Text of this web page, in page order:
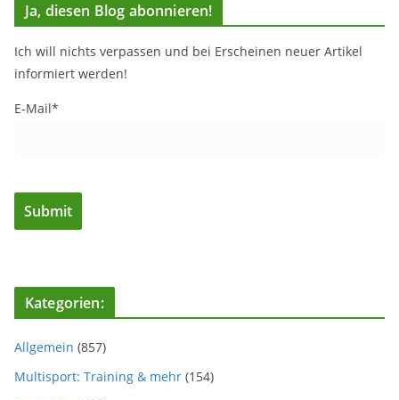
Ja, diesen Blog abonnieren!
Ich will nichts verpassen und bei Erscheinen neuer Artikel
informiert werden!
E-Mail*
Kategorien:
Allgemein (857)
Multisport: Training & mehr (154)